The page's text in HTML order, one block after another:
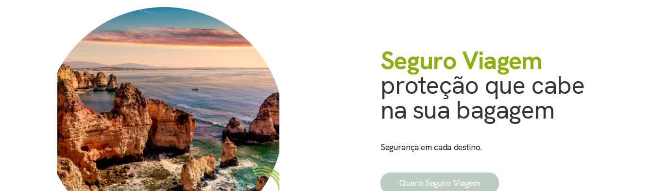
Seguro Viagem
proteção que cabe
na sua bagagem
Segurança em cada destino.
Quero Seguro Viagem